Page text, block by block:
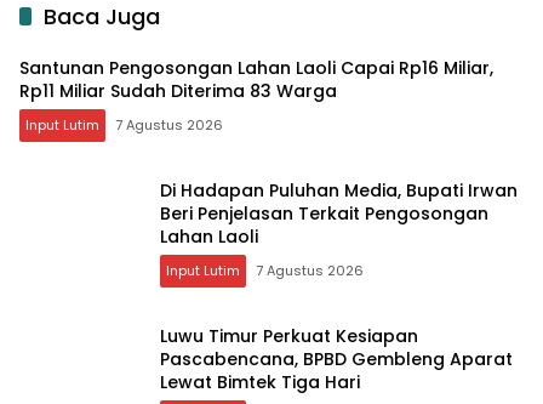
Baca Juga
Santunan Pengosongan Lahan Laoli Capai Rp16 Miliar,
Rp11 Miliar Sudah Diterima 83 Warga
Input Lutim 7 Agustus 2026
Di Hadapan Puluhan Media, Bupati Irwan
Beri Penjelasan Terkait Pengosongan
Lahan Laoli
Input Lutim 7 Agustus 2026
Luwu Timur Perkuat Kesiapan
Pascabencana, BPBD Gembleng Aparat
Lewat Bimtek Tiga Hari